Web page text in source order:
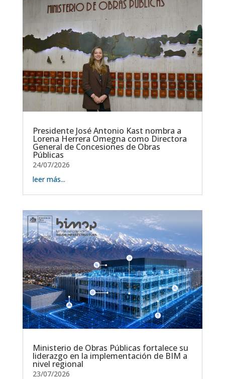
Presidente José Antonio Kast nombra a
Lorena Herrera Omegna como Directora
General de Concesiones de Obras
Públicas
24/07/2026
leer más...
Ministerio de Obras Públicas fortalece su
liderazgo en la implementación de BIM a
nivel regional
23/07/2026